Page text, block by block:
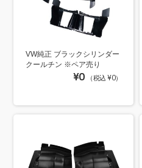
VW純正 ブラックシリンダー
クールチン ※ペア売り
¥0 （税込 ¥0）